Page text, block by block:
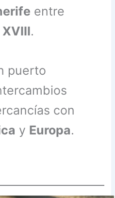
entre
XVIII.
puerto
con
y Europa.